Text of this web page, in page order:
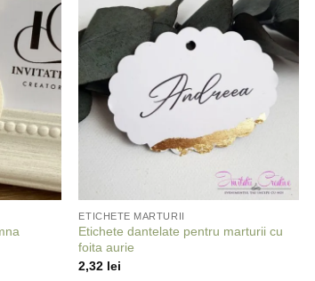
Add to
wishlist
Add to
wishlist
ETICHETE MARTURII
Etichete dantelate pentru marturii cu
foita aurie
2,32 lei